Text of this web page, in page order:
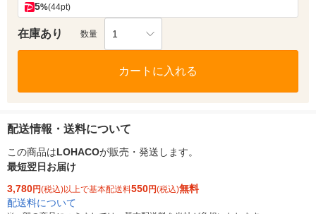
5%(44pt)
在庫あり 数量 1
カートに入れる
配送情報・送料について
この商品はLOHACOが販売・発送します。
最短翌日お届け
3,780円(税込)以上で基本配送料550円(税込)無料
配送料について